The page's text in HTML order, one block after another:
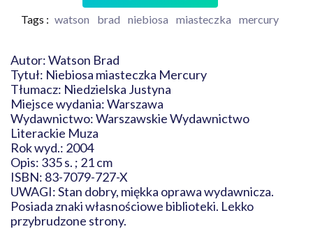
Tags : watson brad niebiosa miasteczka mercury
Autor: Watson Brad
Tytuł: Niebiosa miasteczka Mercury
Tłumacz: Niedzielska Justyna
Miejsce wydania: Warszawa
Wydawnictwo: Warszawskie Wydawnictwo
Literackie Muza
Rok wyd.: 2004
Opis: 335 s. ; 21 cm
ISBN: 83-7079-727-X
UWAGI: Stan dobry, miękka oprawa wydawnicza.
Posiada znaki własnościowe biblioteki. Lekko
przybrudzone strony.